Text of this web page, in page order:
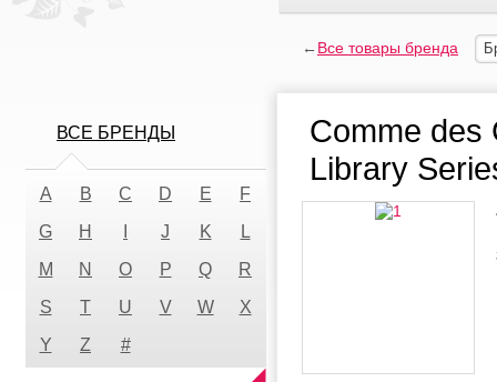
←Все товары бренда
Comme des
Library
ВСЕ БРЕНДЫ
A B C D E
F
G
H J K
L
M
N O P Q
R
S
T U V W
X
Y
Z #